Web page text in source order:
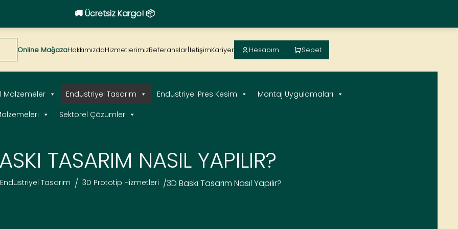
🚚 Ücretsiz Kargo! 📦
Online MağazaHakkımızdaHizmetlerimizReferanslarİletişimKariyer Hesabım Sepet
Malzemeler Endüstriyel Tasarım Endüstriyel Pres Kesim
Montaj Uygulamaları
Sektörel Çözümler
TASARIM NASIL YAPILIR?
Endüstriyel Tasarım / 3D Prototip Hizmetleri /3D Baskı Tasarım Nasıl Yapılır?